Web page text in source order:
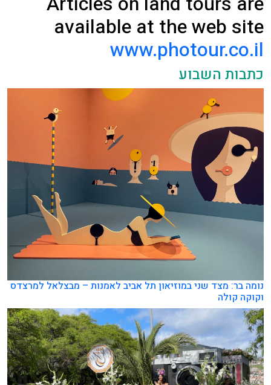
available at the web site
www.photour.co.il
כתבות השבוע
נומה בר: מצד שני במוזיאון תל אביב לאמנות – מבצלאל למרצדס
וקוקה קולה